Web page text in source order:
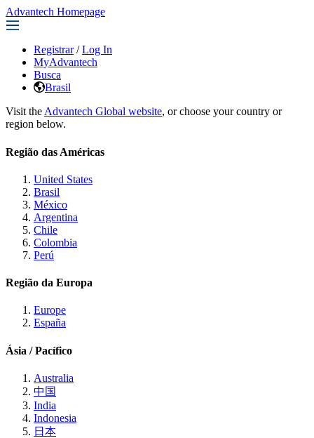
Advantech Homepage
Registrar / Log In
MyAdvantech
Busca
Brasil
Visit the Advantech Global website, or choose your country or
region below.
Região das Américas
United States
Brasil
México
Argentina
Chile
Colombia
Perú
Região da Europa
Europe
España
Ásia / Pacífico
Australia
中国
India
Indonesia
日本